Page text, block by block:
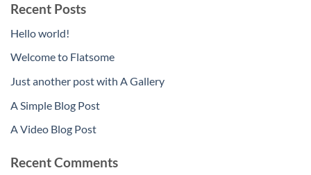
Recent Posts
Hello world!
Welcome to Flatsome
Just another post with A Gallery
A Simple Blog Post
A Video Blog Post
Recent Comments